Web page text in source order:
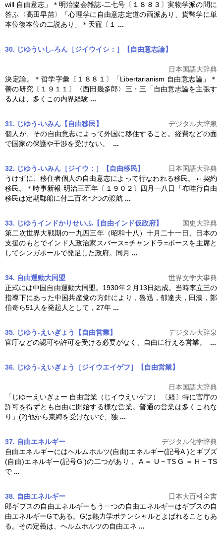
will 自由意志」＊明治協会雑誌‐二七号〔１８８３〕実物学派の問に
答ふ〈高田早苗〉「心理学に 自由意志定道の両派あり、貨幣学に単
本位復本位の二説あり」＊天寵〔１ ...
30. じゆういし‐ろん［ジイウイシ：］【自由意志論】
日本国語大辞典
決定論。＊哲学字彙〔１８８１〕「Libertarianism 自由意志論」＊
善の研究〔１９１１〕〈西田幾多郎〉三・三「 自由意志論を主張す
る人は、多くこの内界経験 ...
31. じゆう‐いみん【自由移民】
デジタル大辞泉
個人が、その自由意志によって外国に移住すること。経費などの面
で国家の保護や干渉を受けない。 ...
32. じゆう‐いみん［ジイウ：］【自由移民】
日本国語大辞典
うけずに、移住者個人の自由意志によって行なわれる移民。
契約
移民。＊時事新報‐明治三五年〔１９０２〕四月一八日「布哇行自由
移民は定期郵船に付二百名づつの渡航 ...
33. じゆうインドかりせいふ【自由インド仮政府】
国史大辞典
第二次世界大戦期の一九四三年（昭和十八）十月二十一日、日本の
支援のもとでインド人政治家スバース=チャンドラ=ボースを主席と
してシンガポールで発足した政府。同月 ...
34. 自由運動大同盟
世界文学大事典
正式には中国 自由運動大同盟。1930年２月13日結成。当時李立三の
指導下にあった中国共産党の方針により，魯迅，郁達夫，田漢，鄭
伯奇ら51人を発起人として，27年 ...
35. じゆう‐えいぎょう【自由営業】
デジタル大辞泉
官庁などの認可や許可を受ける必要がなく、
自由に行える営業。 ...
36. じゆう‐えいぎょう［ジイウエイゲフ］【自由営業】
日本国語大辞典
「じゆーえいぎょー 自由営業（じイウえいゲフ） 〔経〕特に官庁の
許可を得ずとも 自由に開始する様な営業。普通の営業は多くこれな
り」(2)他から束縛を受けないで、独 ...
37. 自由エネルギー
デジタル化学辞典
自由エネルギーにはヘルムホルツ(自由)エネルギー(記号A )とギブズ
(自由)エネルギー(記号G )の二つがあり， A ＝ U − TS G ＝ H − TS
で ...
38. 自由エネルギー
日本大百科全書
郎ギブスの自由エネルギーもう一つの自由エネルギーはギブスの自
由エネルギーGである。Gは熱力学ポテンシャルとよばれることもあ
る。その定義は、ヘルムホルツの自由エネ ...